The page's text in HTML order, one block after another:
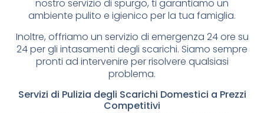
nostro servizio di spurgo, ti garantiamo un
ambiente pulito e igienico per la tua famiglia.
Inoltre, offriamo un servizio di emergenza 24 ore su
24 per gli intasamenti degli scarichi. Siamo sempre
pronti ad intervenire per risolvere qualsiasi
problema.
Servizi di Pulizia degli Scarichi Domestici a Prezzi
Competitivi